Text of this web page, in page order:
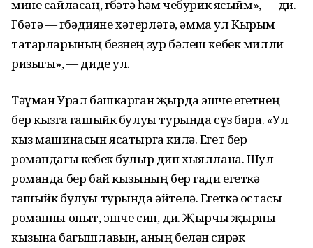
мине сайласаң, гөбәтә һәм чебурик ясыйм», — ди.
Гөбәтә — гөбәдияне хәтерләтә, әмма ул Кырым
татарларының безнең зур бәлеш кебек милли
ризыгы», — диде ул.
Тәүман Урал башкарган җырда эшче егетнең
бер кызга гашыйк булуы турында сүз бара. «Ул
кыз машинасын ясатырга килә. Егет бер
романдагы кебек булыр дип хыяллана. Шул
романда бер бай кызының бер гади егеткә
гашыйк булуы турында әйтелә. Егеткә остасы
романны оныт, эшче син, ди. Җырчы җырны
кызына багышлавын, аның белән сирәк